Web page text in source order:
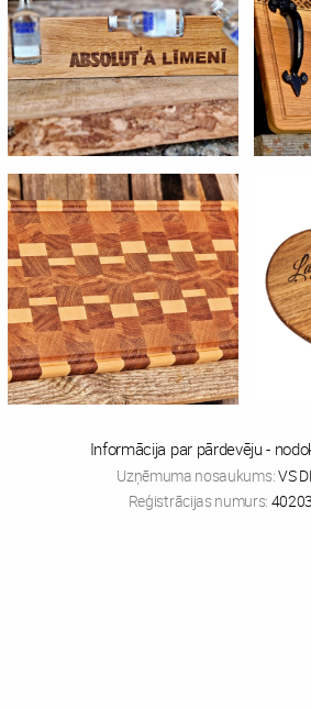
Informācija par pārdevēju -
Uzņēmuma nosaukums:VS
Reģistrācijas numurs: